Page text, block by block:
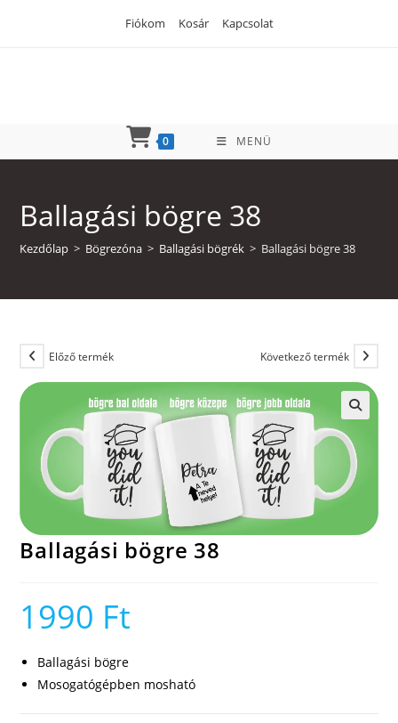
Fiókom Kosár Kapcsolat
0 MENÜ
Ballagási bögre 38
Kezdőlap > Bögrezóna > Ballagási bögrék > Ballagási bögre 38
Előző termék Következő termék
Ballagási bögre 38
1990 Ft
Ballagási bögre
Mosogatógépben mosható